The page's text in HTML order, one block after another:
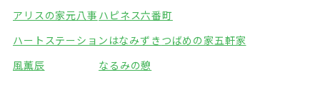
アリスの家元八事 ハピネス六番町
ハートステーションはなみずき つばめの家五軒家
風薫辰
なるみの憩